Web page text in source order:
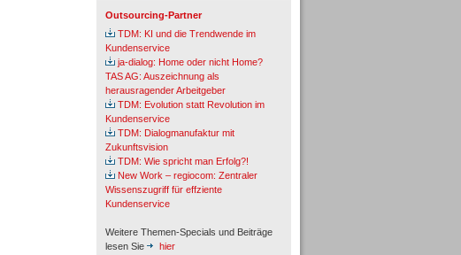
Outsourcing-Partner
TDM: KI und die Trendwende im
Kundenservice
ja-dialog: Home oder nicht Home?
TAS AG: Auszeichnung als
herausragender Arbeitgeber
TDM: Evolution statt Revolution im
Kundenservice
TDM: Dialogmanufaktur mit
Zukunftsvision
TDM: Wie spricht man Erfolg?!
New Work – regiocom: Zentraler
Wissenszugriff für effziente
Kundenservice
Weitere Themen-Specials und Beiträge
lesen Sie
hier